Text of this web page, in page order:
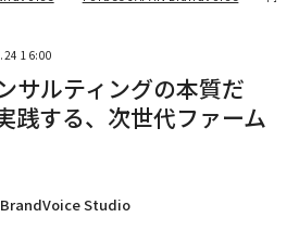
16:00
サルティングの本質だ
践する、次世代ファーム
BrandVoice Studio